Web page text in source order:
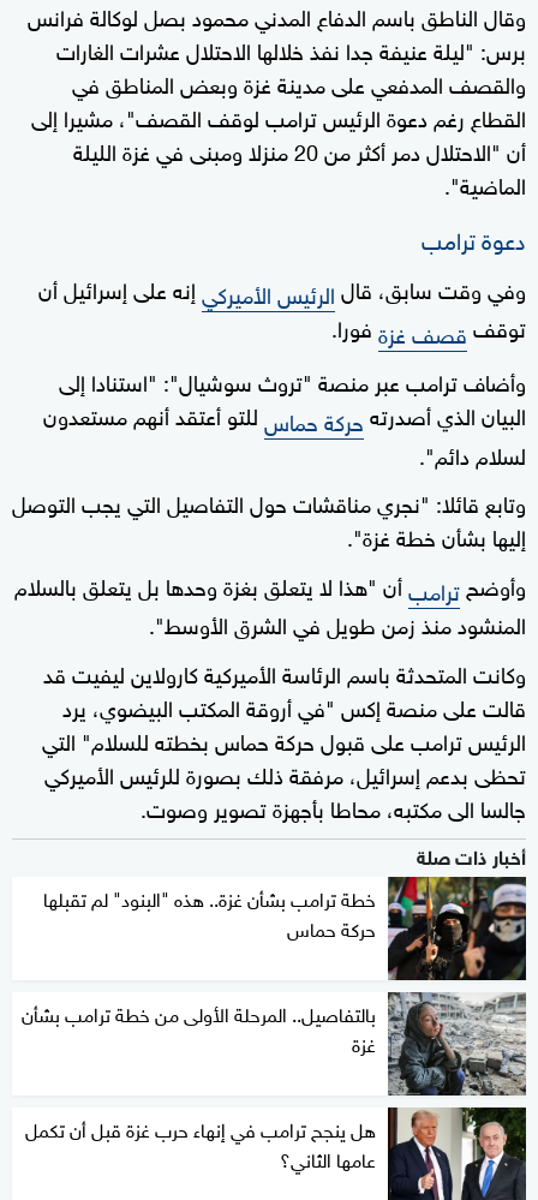
وقال الناطق باسم الدفاع المدني محمود بصل لوكالة فرانس
برس: "ليلة عنيفة جدا نفذ خلالها الاحتلال عشرات الغارات
والقصف المدفعي على مدينة غزة وبعض المناطق في
القطاع رغم دعوة الرئيس ترامب لوقف القصف"، مشيرا إلى
أن "الاحتلال دمر أكثر من 20 منزلا ومبنى في غزة الليلة
الماضية".
دعوة ترامب
وفي وقت سابق، قالالرئيس الأميركيإنه على إسرائيل أن
توقفقصف غزةفورا.
وأضاف ترامب عبر منصة "تروث سوشيال": "استنادا إلى
البيان الذي أصدرتهحركة حماسللتو أعتقد أنهم مستعدون
لسلام دائم".
وتابع قائلا: "نجري مناقشات حول التفاصيل التي يجب التوصل
إليها بشأن خطة غزة".
وأوضحترامبأن "هذا لا يتعلق بغزة وحدها بل يتعلق بالسلام
المنشود منذ زمن طويل في الشرق الأوسط".
وكانت المتحدثة باسم الرئاسة الأميركية كارولاين ليفيت قد
قالت على منصة إكس "في أروقة المكتب البيضوي، يرد
الرئيس ترامب على قبول حركة حماس بخطته للسلام" التي
تحظى بدعم إسرائيل، مرفقة ذلك بصورة للرئيس الأميركي
جالسا الى مكتبه، محاطا بأجهزة تصوير وصوت.
أخبار ذات صلة
خطة ترامب بشأن غزة.. هذه "البنود" لم تقبلها
حركة حماس
بالتفاصيل.. المرحلة الأولى من خطة ترامب بشأن
غزة
هل ينجح ترامب في إنهاء حرب غزة قبل أن تكمل
عامها الثاني؟